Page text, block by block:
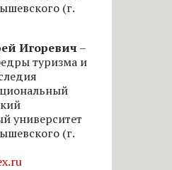
(г.
Игоревич –
туризма и
университет
(г.